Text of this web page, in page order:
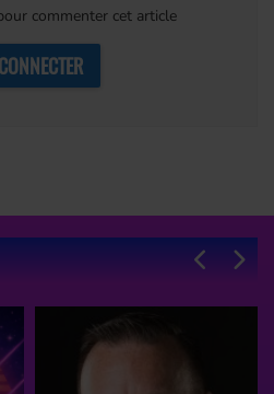
commenter cet article